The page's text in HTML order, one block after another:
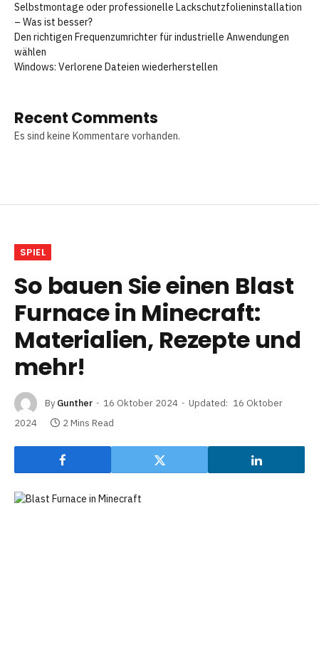
Selbstmontage oder professionelle Lackschutzfolieninstallation
– Was ist besser?
Den richtigen Frequenzumrichter für industrielle Anwendungen
wählen
Windows: Verlorene Dateien wiederherstellen
Recent Comments
Es sind keine Kommentare vorhanden.
SPIEL
So bauen Sie einen Blast
Furnace in Minecraft:
Materialien, Rezepte und
mehr!
By Gunther 16 Oktober 2024 Updated: 16 Oktober
2024
2 Mins Read